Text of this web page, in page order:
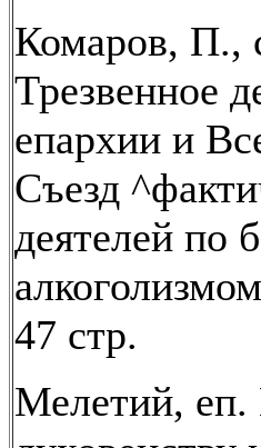
Комаров, П.,
Трезвенное
епархии и
Съезд
деятелей по
47 стр.
Мелетий, еп.